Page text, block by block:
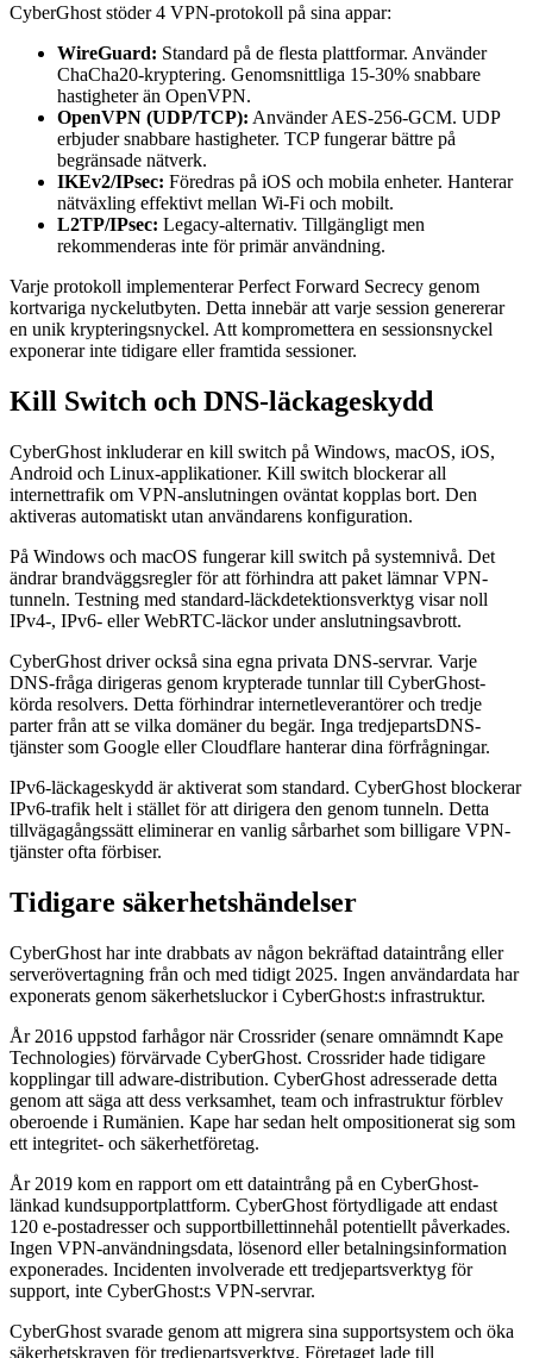
CyberGhost stöder 4 VPN-protokoll på sina appar:
WireGuard: Standard på de flesta plattformar. Använder
ChaCha20-kryptering. Genomsnittliga 15-30% snabbare
hastigheter än OpenVPN.
OpenVPN (UDP/TCP): Använder AES-256-GCM. UDP
erbjuder snabbare hastigheter. TCP fungerar bättre på
begränsade nätverk.
IKEv2/IPsec: Föredras på iOS och mobila enheter. Hanterar
nätväxling effektivt mellan Wi-Fi och mobilt.
L2TP/IPsec: Legacy-alternativ. Tillgängligt men
rekommenderas inte för primär användning.
Varje protokoll implementerar Perfect Forward Secrecy genom
kortvariga nyckelutbyten. Detta innebär att varje session genererar
en unik krypteringsnyckel. Att kompromettera en sessionsnyckel
exponerar inte tidigare eller framtida sessioner.
Kill Switch och DNS-läckageskydd
CyberGhost inkluderar en kill switch på Windows, macOS, iOS,
Android och Linux-applikationer. Kill switch blockerar all
internettrafik om VPN-anslutningen oväntat kopplas bort. Den
aktiveras automatiskt utan användarens konfiguration.
På Windows och macOS fungerar kill switch på systemnivå. Det
ändrar brandväggsregler för att förhindra att paket lämnar VPN-
tunneln. Testning med standard-läckdetektionsverktyg visar noll
IPv4-, IPv6- eller WebRTC-läckor under anslutningsavbrott.
CyberGhost driver också sina egna privata DNS-servrar. Varje
DNS-fråga dirigeras genom krypterade tunnlar till CyberGhost-
körda resolvers. Detta förhindrar internetleverantörer och tredje
parter från att se vilka domäner du begär. Inga tredjepartsDNS-
tjänster som Google eller Cloudflare hanterar dina förfrågningar.
IPv6-läckageskydd är aktiverat som standard. CyberGhost blockerar
IPv6-trafik helt i stället för att dirigera den genom tunneln. Detta
tillvägagångssätt eliminerar en vanlig sårbarhet som billigare VPN-
tjänster ofta förbiser.
Tidigare säkerhetshändelser
CyberGhost har inte drabbats av någon bekräftad dataintrång eller
serverövertagning från och med tidigt 2025. Ingen användardata har
exponerats genom säkerhetsluckor i CyberGhost:s infrastruktur.
År 2016 uppstod farhågor när Crossrider (senare omnämndt Kape
Technologies) förvärvade CyberGhost. Crossrider hade tidigare
kopplingar till adware-distribution. CyberGhost adresserade detta
genom att säga att dess verksamhet, team och infrastruktur förblev
oberoende i Rumänien. Kape har sedan helt ompositionerat sig som
ett integritet- och säkerhetföretag.
År 2019 kom en rapport om ett dataintrång på en CyberGhost-
länkad kundsupportplattform. CyberGhost förtydligade att endast
120 e-postadresser och supportbillettinnehål potentiellt påverkades.
Ingen VPN-användningsdata, lösenord eller betalningsinformation
exponerades. Incidenten involverade ett tredjepartsverktyg för
support, inte CyberGhost:s VPN-servrar.
CyberGhost svarade genom att migrera sina supportsystem och öka
säkerhetskraven för tredjepartsverktyg. Företaget lade till